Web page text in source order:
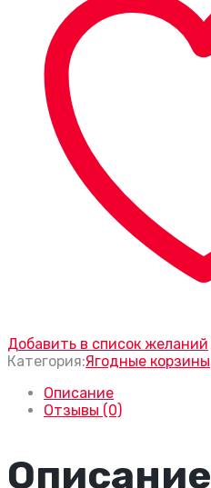
Добавить в список желаний
Категория:Ягодные корзины
Описание
Отзывы (0)
Описание